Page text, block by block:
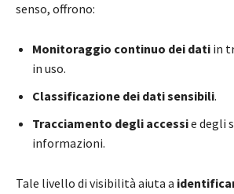
senso, offrono:
Monitoraggio continuo dei dati in
in uso.
Classificazione dei dati sensibili.
Tracciamento degli accessie degli
informazioni.
Tale livello di visibilità aiuta a